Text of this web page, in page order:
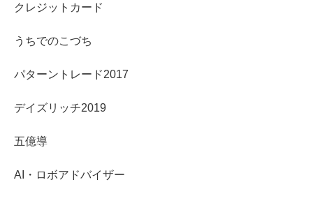
クレジットカード
うちでのこづち
パターントレード2017
デイズリッチ2019
五億導
AI・ロボアドバイザー